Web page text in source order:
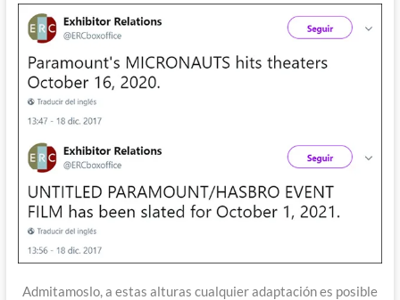
Admitamoslo, a estas alturas cualquier adaptación es posible